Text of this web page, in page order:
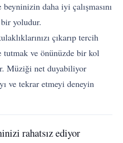
daha iyi çalışmasını
yoludur.
çıkarıp tercih
tutmak ve önünüzde bir kol
Müziği net duyabiliyor
ve tekrar etmeyi deneyin
rahatsız ediyor